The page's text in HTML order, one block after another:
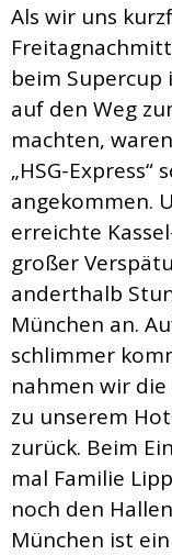
Als wir uns
beim Supercup
auf den Weg
machten,
„HSG-Express“
angekommen.
erreichte
großer
anderthalb
München an.
schlimmer
nahmen wir
zu unserem
zurück. Beim
mal Familie
noch den
München ist